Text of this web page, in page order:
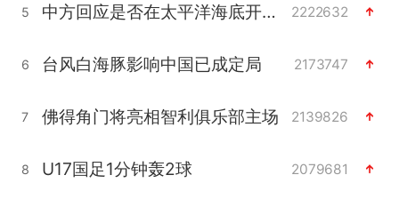
5 中方回应是否在太平洋海底开采稀土 2222632
6 台风白海豚影响中国已成定局 2173747
7 佛得角门将亮相智利俱乐部主场 2139826
8 U17国足1分钟轰2球 2079681